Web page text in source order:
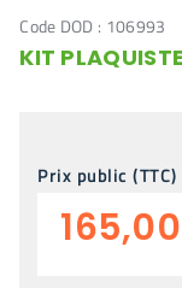
Code DOD : 106993
KIT
Prix public (TTC)